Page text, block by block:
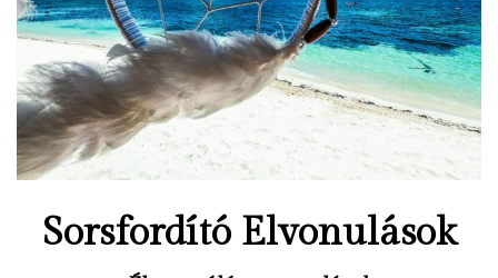
Sorsfordító Elvonulások